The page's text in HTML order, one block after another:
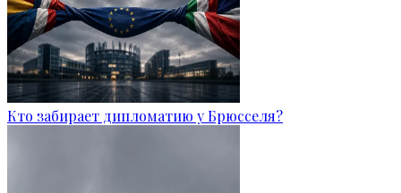
Кто забирает дипломатию у Брюсселя?